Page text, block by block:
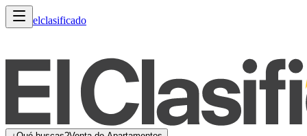
elclasificado